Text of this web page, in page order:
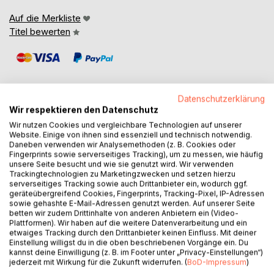
Auf die Merkliste
Titel bewerten
BESCHREIBUNG
Pionéa Loop in drei Teilen: die handliche Split-Ausgabe des
umfangreichen Auftaktromans. Angenehmer zu lesen,
leichter mitzunehmen und mit niedrigerem Einstiegspreis.
Was ist das Paradies, wenn man darin gefangen ist?
In LOOP II begleiten wir die Zurückgekehrten in eine Welt,
die ihnen kein Zuhause mehr bieten kann. Der Versuch, in
ihr Leben zurückzukehren, wird zu einer dramatischen,
Datenschutzerklärung
Wir respektieren den Datenschutz
Wir nutzen Cookies und vergleichbare Technologien auf unserer
Website. Einige von ihnen sind essenziell und technisch notwendig.
Daneben verwenden wir Analysemethoden (z. B. Cookies oder
Fingerprints sowie serverseitiges Tracking), um zu messen, wie häufig
unsere Seite besucht und wie sie genutzt wird. Wir verwenden
Trackingtechnologien zu Marketingzwecken und setzen hierzu
serverseitiges Tracking sowie auch Drittanbieter ein, wodurch ggf.
geräteübergreifend Cookies, Fingerprints, Tracking-Pixel, IP-Adressen
sowie gehashte E-Mail-Adressen genutzt werden. Auf unserer Seite
betten wir zudem Drittinhalte von anderen Anbietern ein (Video-
Plattformen). Wir haben auf die weitere Datenverarbeitung und ein
etwaiges Tracking durch den Drittanbieter keinen Einfluss. Mit deiner
Einstellung willigst du in die oben beschriebenen Vorgänge ein. Du
kannst deine Einwilligung (z. B. im Footer unter „Privacy-Einstellungen“)
jederzeit mit Wirkung für die Zukunft widerrufen. (BoD-Impressum)